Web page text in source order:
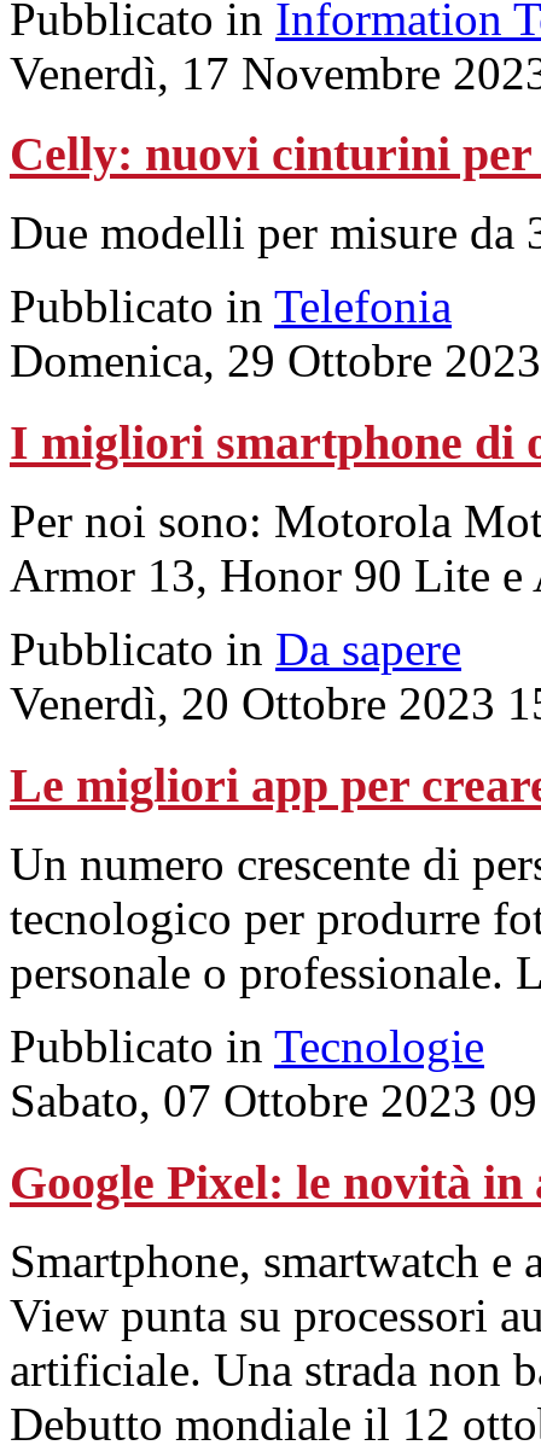
Pubblicato in Information
Venerdì, 17 Novembre
Celly: nuovi cinturini per
Due modelli per misure
Pubblicato in Telefonia
Domenica, 29 Ottobre
I migliori smartphone di
Per noi sono: Motorola
Armor 13, Honor 90 Lite e
Pubblicato in Da sapere
Venerdì, 20 Ottobre 2023
Le migliori app per
Un numero crescente di
tecnologico per produrre
personale o professionale.
Pubblicato in Tecnologie
Sabato, 07 Ottobre 2023
Google Pixel: le novità
Smartphone, smartwatch
View punta su processori
artificiale. Una strada non
Debutto mondiale il 12